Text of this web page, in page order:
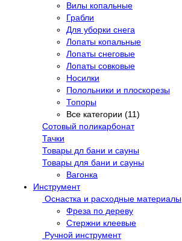
Вилы копальные
Грабли
Для уборки снега
Лопаты копальные
Лопаты снеговые
Лопаты совковые
Носилки
Полольники и плоскорезы
Топоры
Все категории (11)
Сотовый поликарбонат
Тачки
Товары дл бани и сауны
Товары для бани и сауны
Вагонка
Инструмент
Оснастка и расходные материалы
Фреза по дереву
Стержни клеевые
Ручной инструмент